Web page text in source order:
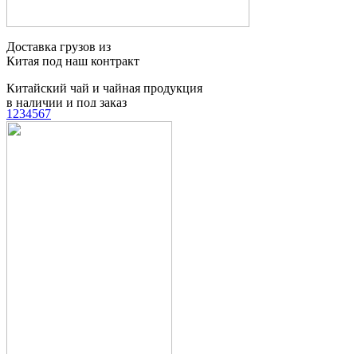
Китайский чай и чайная продукция
в наличии и под заказ
Доставка сборных
грузов из Китая
Таможенное
1234567